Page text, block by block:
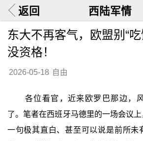
返回 西陆军情
东大不再客气，欧盟别“
没资格！
2026-05-18 自由
各位看官，近来欧罗巴那边，
了。笔者在西班牙马德里的一场会议
一句极其直白、甚至可以说是前所未